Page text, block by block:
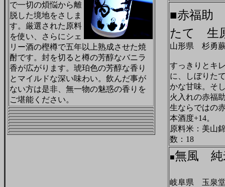
で一切の煩悩から離
脱した境地をさしま
す。厳選された原料
を使い、さらにシェ
リー酒の樫樽で五年以上熟成させた焼
酎です。封を切ると樽の芳醇なバニラ
香が広がります。琥珀色の芳醇な香り
とマイルドな深い味わい。飲んだ事が
ない方は是非、無一物の魅惑の香りを
ご堪能ください。
■赤福助
たて 生
山形県 杉勇
すっきりとキ
に、しぼりた
かな甘味。そ
火入れの赤福
生ならではの
本酒度+14。
原料米：美山
数：18
■無風 純
岐阜県